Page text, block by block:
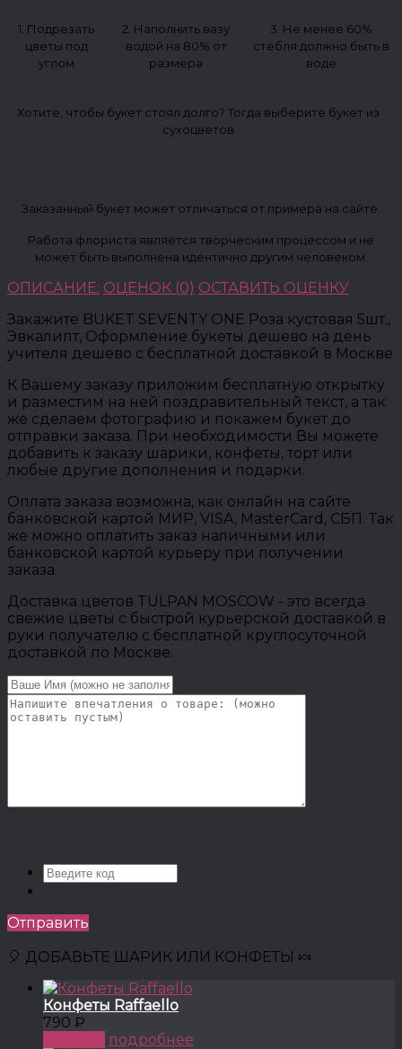
1. Подрезать
цветы под
углом
2. Наполнить вазу
водой на 80% от
размера
3. Не менее 60%
стебля должно быть в
воде
Хотите, чтобы букет стоял долго? Тогда выберите букет из
сухоцветов
Заказанный букет может отличаться от примера на сайте.
Работа флориста является творческим процессом и не
может быть выполнена идентично другим человеком.
ОПИСАНИЕ: ОЦЕНОК (0) ОСТАВИТЬ ОЦЕНКУ
Закажите BUKET SEVENTY ONE Роза кустовая 5шт.,
Эвкалипт, Оформление букеты дешево на день
учителя дешево с бесплатной доставкой в Москве
К Вашему заказу приложим бесплатную открытку
и разместим на ней поздравительный текст, а так
же сделаем фотографию и покажем букет до
отправки заказа. При необходимости Вы можете
добавить к заказу шарики, конфеты, торт или
любые другие дополнения и подарки.
Оплата заказа возможна, как онлайн на сайте
банковской картой МИР, VISA, MasterCard, СБП. Так
же можно оплатить заказ наличными или
банковской картой курьеру при получении
заказа.
Доставка цветов TULPAN MOSCOW - это всегда
свежие цветы с быстрой курьерской доставкой в
руки получателю с бесплатной круглосуточной
доставкой по Москве.
Отправить
🎈 ДОБАВЬТЕ ШАРИК ИЛИ КОНФЕТЫ 🍬
Конфеты Raffaello
790 ₽
подробнее